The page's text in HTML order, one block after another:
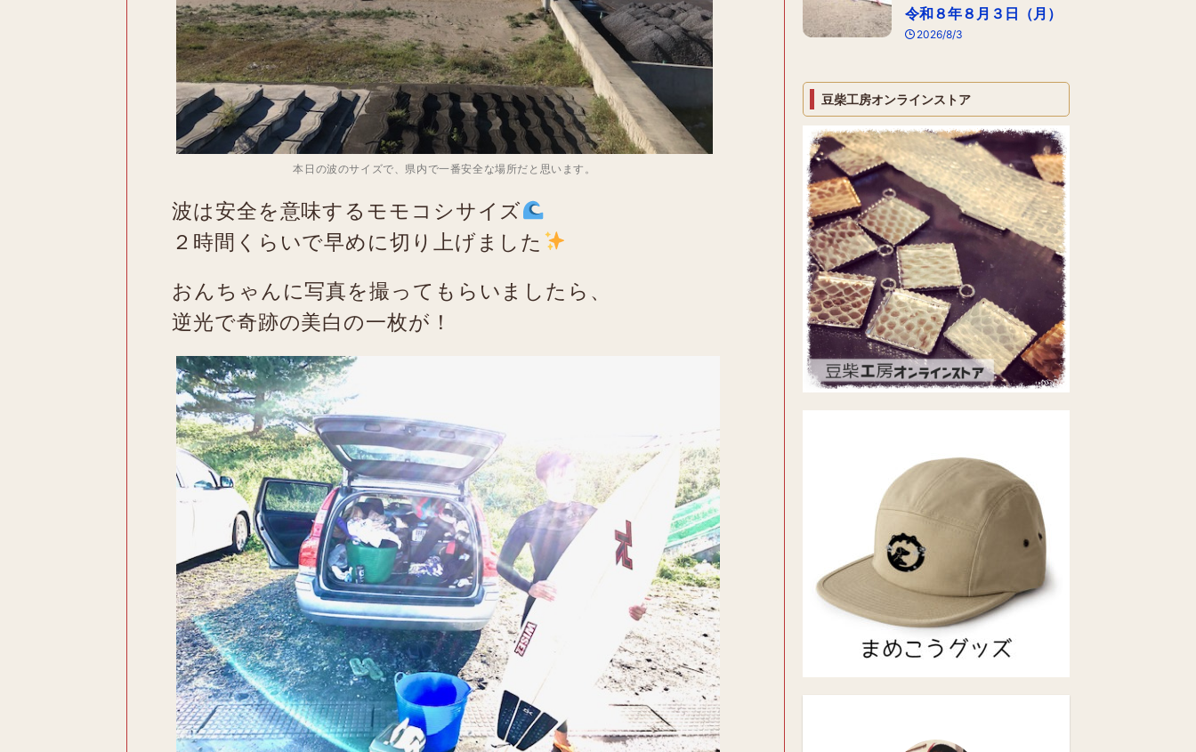
本日の波のサイズで、県内で一番安全な場所だと思います。
波は安全を意味するモモコシサイズ
２時間くらいで早めに切り上げました
おんちゃんに写真を撮ってもらいましたら、
逆光で奇跡の美白の一枚が！
令和８年８月３日（月）
2026/8/3
豆柴工房オンラインストア